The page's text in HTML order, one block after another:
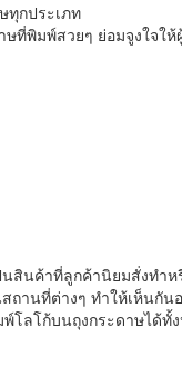
ทุกประเภท
ที่พิมพ์สวยๆ ย่อมจูงใจใ
นสินค้าที่ลูกค้านิยมสั่งท
ถานที่ต่างๆ ทำให้เห็นกัน
โลโก้บนถุงกระดาษได้ทั้